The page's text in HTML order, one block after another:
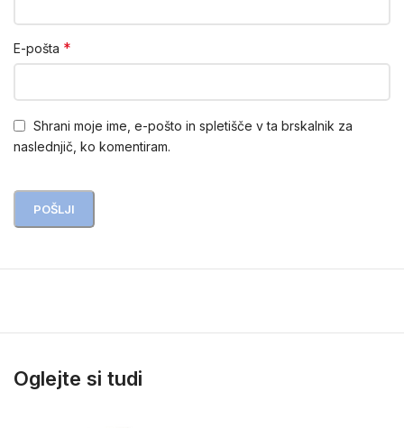
E-pošta *
Shrani moje ime, e-pošto in spletišče v ta brskalnik za
naslednjič, ko komentiram.
Oglejte si tudi